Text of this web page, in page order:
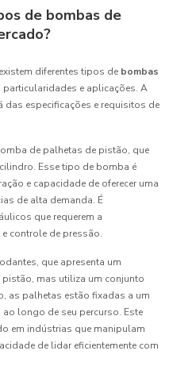
de bombas de
diferentes tipos de bombas
e aplicações. A
das especificações e requisitos de
de palhetas de pistão, que
Esse tipo de bomba é
e capacidade de oferecer uma
de alta demanda. É
que requerem a
controle de pressão.
que apresenta um
mas utiliza um conjunto
as palhetas estão fixadas a um
longo de seu percurso. Este
em indústrias que manipulam
de lidar eficientemente com